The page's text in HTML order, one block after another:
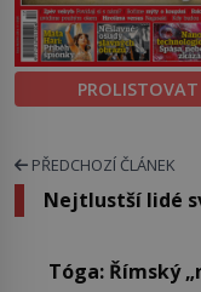
PROLISTOVAT
PŘEDCHOZÍ ČLÁNEK
Nejtlustší lidé
Tóga: Římský